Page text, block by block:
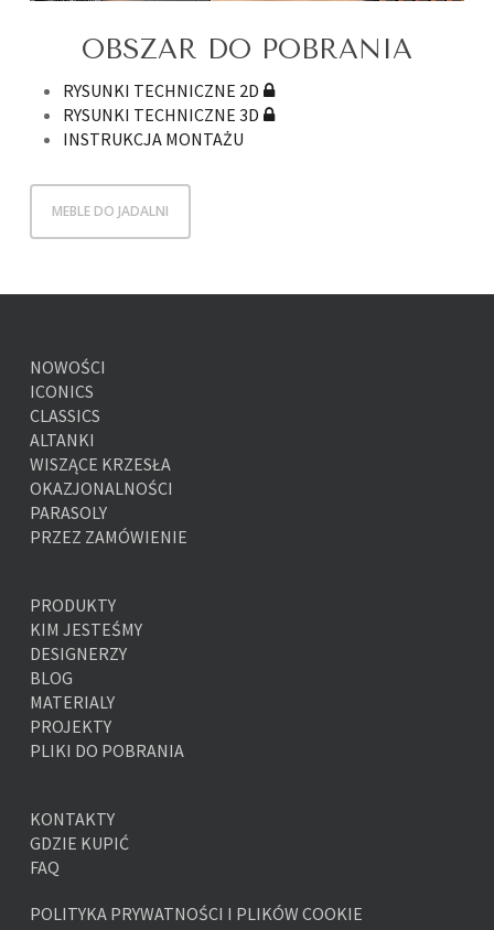
OBSZAR DO POBRANIA
RYSUNKI TECHNICZNE 2D
RYSUNKI TECHNICZNE 3D
INSTRUKCJA MONTAŻU
MEBLE DO JADALNI
NOWOŚCI
ICONICS
CLASSICS
ALTANKI
WISZĄCE KRZESŁA
OKAZJONALNOŚCI
PARASOLY
PRZEZ ZAMÓWIENIE
PRODUKTY
KIM JESTEŚMY
DESIGNERZY
BLOG
MATERIALY
PROJEKTY
PLIKI DO POBRANIA
KONTAKTY
GDZIE KUPIĆ
FAQ
POLITYKA PRYWATNOŚCI I PLIKÓW COOKIE